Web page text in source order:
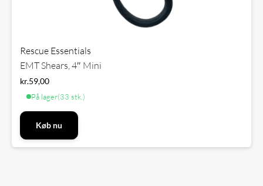
Rescue Essentials
EMT Shears, 4″ Mini
kr.59,00
På lager(33 stk.)
Køb nu